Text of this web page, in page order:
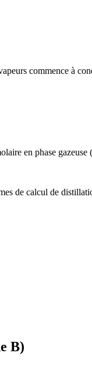
commence à
en phase
de calcul de
B)